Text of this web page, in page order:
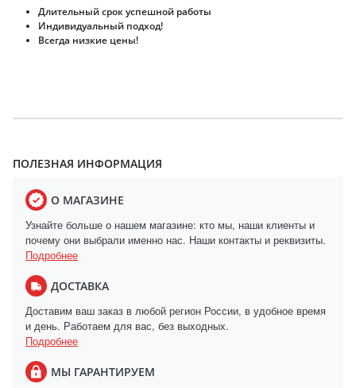
Длительный срок успешной работы
Индивидуальный подход!
Всегда низкие цены!
ПОЛЕЗНАЯ ИНФОРМАЦИЯ
О МАГАЗИНЕ
Узнайте больше о нашем магазине: кто мы, наши клиенты и
почему они выбрали именно нас. Наши контакты и реквизиты.
Подробнее
ДОСТАВКА
Доставим ваш заказ в любой регион России, в удобное время
и день. Работаем для вас, без выходных.
Подробнее
МЫ ГАРАНТИРУЕМ